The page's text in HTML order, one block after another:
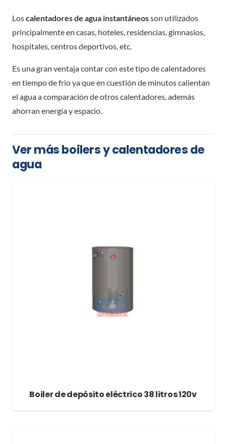
Loscalentadores de agua instantáneosson utilizados
principalmente en casas, hoteles, residencias, gimnasios,
hospitales, centros deportivos, etc.
Es una gran ventaja contar con este tipo de calentadores
en tiempo de frio ya que en cuestión de minutos calientan
el agua a comparación de otros calentadores, además
ahorran energía y espacio.
Ver más boilers y calentadores de
agua
Boiler de depósito eléctrico 38 litros 120v